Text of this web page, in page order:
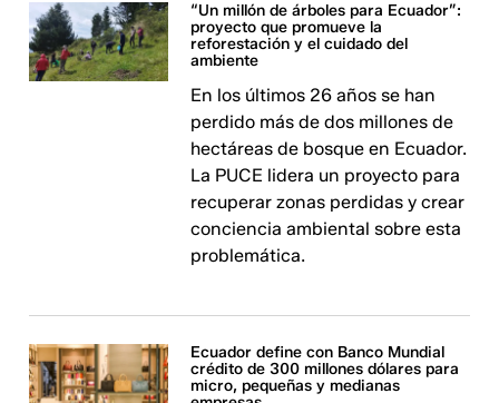
“Un millón de árboles para Ecuador”:
proyecto que promueve la
reforestación y el cuidado del
ambiente
En los últimos 26 años se han
perdido más de dos millones de
hectáreas de bosque en Ecuador.
La PUCE lidera un proyecto para
recuperar zonas perdidas y crear
conciencia ambiental sobre esta
problemática.
Ecuador define con Banco Mundial
crédito de 300 millones dólares para
micro, pequeñas y medianas